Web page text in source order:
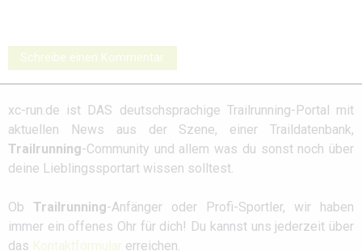
Schreibe einen Kommentar
xc-run.de ist DAS deutschsprachige Trailrunning-Portal mit
aktuellen News aus der Szene, einer Traildatenbank,
Trailrunning-Community und allem was du sonst noch über
deine Lieblingssportart wissen solltest.
Ob Trailrunning-Anfänger oder Profi-Sportler, wir haben
immer ein offenes Ohr für dich! Du kannst uns jederzeit über
das Kontaktformular erreichen.